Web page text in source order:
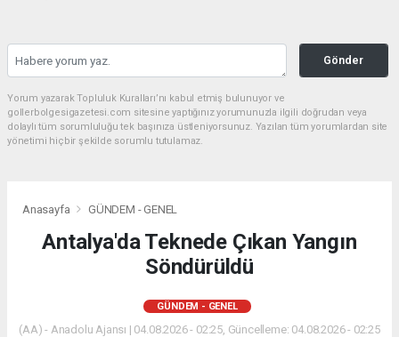
Gönder
Yorum yazarak Topluluk Kuralları’nı kabul etmiş bulunuyor ve
gollerbolgesigazetesi.com sitesine yaptığınız yorumunuzla ilgili doğrudan veya
dolaylı tüm sorumluluğu tek başınıza üstleniyorsunuz. Yazılan tüm yorumlardan site
yönetimi hiçbir şekilde sorumlu tutulamaz.
Anasayfa GÜNDEM - GENEL
Antalya'da Teknede Çıkan Yangın
Söndürüldü
GÜNDEM - GENEL
(AA) - Anadolu Ajansı | 04.08.2026 - 02:25, Güncelleme: 04.08.2026 - 02:25